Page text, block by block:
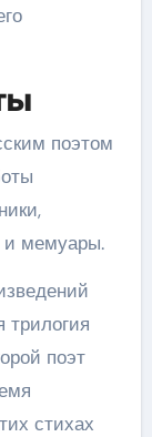
поэтом
и мемуары.
трилогия
поэт
стихах